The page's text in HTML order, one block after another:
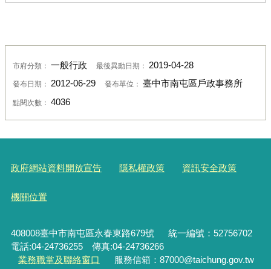
市府分類： 一般行政 最後異動日期： 2019-04-28
發布日期： 2012-06-29 發布單位： 臺中市南屯區戶政事務所
點閱次數： 4036
政府網站資料開放宣告 隱私權政策 資訊安全政策
機關位置
408008臺中市南屯區永春東路679號 統一編號：52756702
電話:04-24736255 傳真:04-24736266
業務職掌及聯絡窗口
服務信箱：87000@taichung.gov.tw